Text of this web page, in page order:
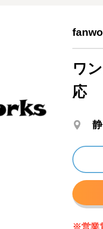
ワ
応